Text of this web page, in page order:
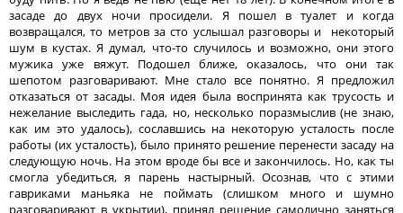
засаде до двух ночи просидели. Я пошел в туалет и когда
возвращался, то метров за сто услышал разговоры и некоторый
шум в кустах. Я думал, что-то случилось и возможно, они этого
мужика уже вяжут. Подошел ближе, оказалось, что они так
шепотом разговаривают. Мне стало все понятно. Я предложил
отказаться от засады. Моя идея была воспринята как трусость и
нежелание выследить гада, но, несколько поразмыслив (не знаю,
как им это удалось), сославшись на некоторую усталость после
работы (их усталость), было принято решение перенести засаду на
следующую ночь. На этом вроде бы все и закончилось. Но, как ты
смогла убедиться, я парень настырный. Осознав, что с этими
гавриками маньяка не поймать (слишком много и шумно
разговаривают в укрытии), принял решение самолично заняться